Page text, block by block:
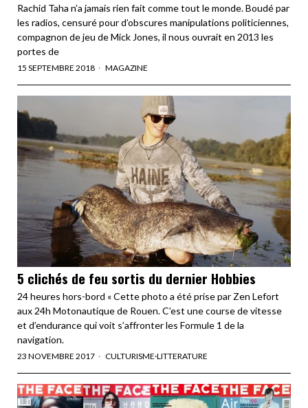
Rachid Taha n’a jamais rien fait comme tout le monde. Boudé par
les radios, censuré pour d’obscures manipulations politiciennes,
compagnon de jeu de Mick Jones, il nous ouvrait en 2013 les
portes de
15 SEPTEMBRE 2018 MAGAZINE
5 clichés de feu sortis du dernier Hobbies
24 heures hors-bord « Cette photo a été prise par Zen Lefort
aux 24h Motonautique de Rouen. C’est une course de vitesse
et d’endurance qui voit s’affronter les Formule 1 de la
navigation.
23 NOVEMBRE 2017 CULTURISME·LITTERATURE